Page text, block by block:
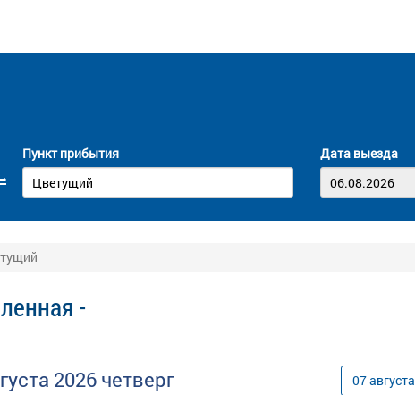
Пункт прибытия Дата выезда
-
2026 четверг 07августа